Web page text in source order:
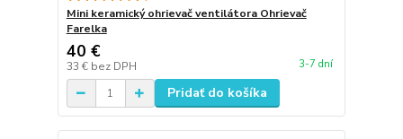
Mini keramický ohrievač ventilátora Ohrievač
Farelka
40 €
33 € bez DPH 3-7 dní
Pridať do košíka